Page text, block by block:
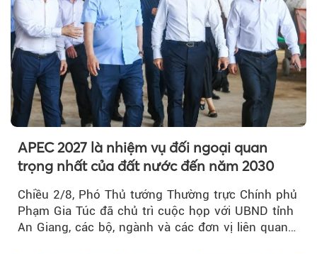
APEC 2027 là nhiệm vụ đối ngoại quan
trọng nhất của đất nước đến năm 2030
Chiều 2/8, Phó Thủ tướng Thường trực Chính phủ
Phạm Gia Túc đã chủ trì cuộc họp với UBND tỉnh
An Giang, các bộ, ngành và các đơn vị liên quan